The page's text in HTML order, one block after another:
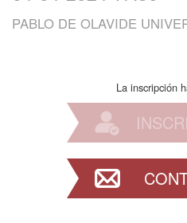
PABLO DE OLAVIDE
La inscripción